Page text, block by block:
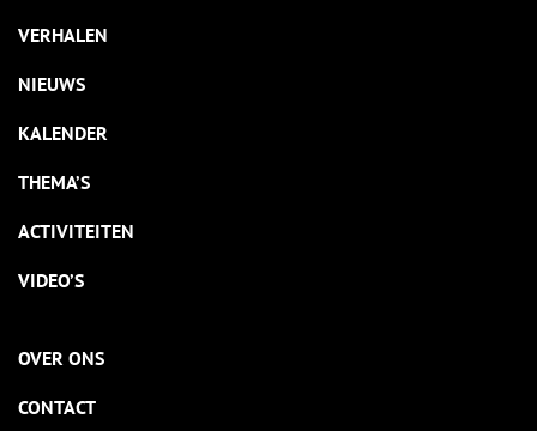
VERHALEN
NIEUWS
KALENDER
THEMA’S
ACTIVITEITEN
VIDEO’S
OVER ONS
CONTACT